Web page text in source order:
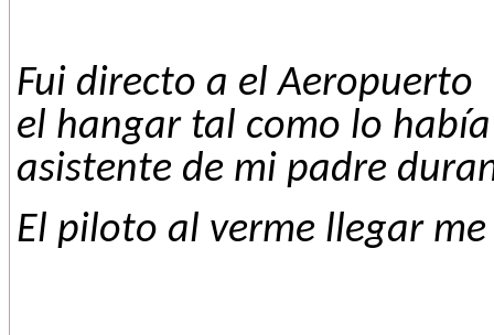
Fui directo a el Aeropuerto
el hangar tal como lo
asistente de mi padre
El piloto al verme llegar